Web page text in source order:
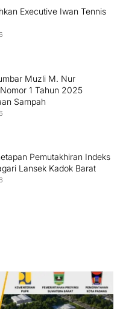
Executive Iwan Tennis
Muzli M. Nur
1 Tahun 2025
Sampah
Pemutakhiran Indeks
Lansek Kadok Barat